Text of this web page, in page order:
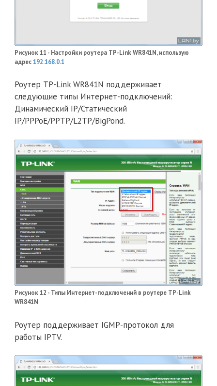
Рисунок 11 - Настройки роутера TP-Link WR841N, использую
адрес192.168.0.1
Роутер TP-Link WR841N поддерживает
следующие типы Интернет-подключений:
Динамический IP/Статический
IP/PPPoE/PPTP/L2TP/BigPond.
Рисунок 12 - Типы Интернет-подключений в роутере TP-Link
WR841N
Роутер поддерживает IGMP-протокол для
работы IPTV.